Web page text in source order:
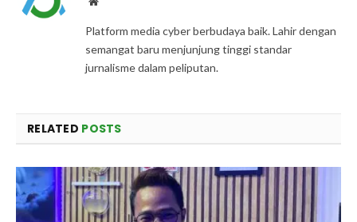
Platform media cyber berbudaya baik. Lahir dengan
semangat baru menjunjung tinggi standar
jurnalisme dalam peliputan.
RELATED POSTS